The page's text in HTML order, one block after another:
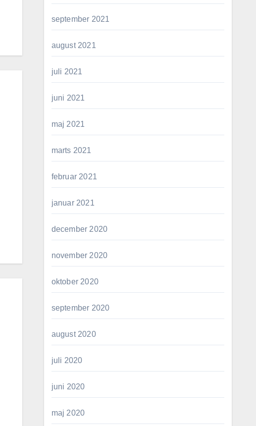
september 2021
august 2021
juli 2021
juni 2021
maj 2021
marts 2021
februar 2021
januar 2021
december 2020
november 2020
oktober 2020
september 2020
august 2020
juli 2020
juni 2020
maj 2020